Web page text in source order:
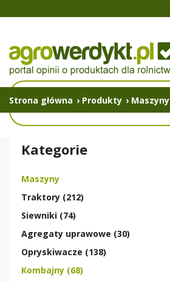
Strona główna › Produkty › Maszyny
Kategorie
Maszyny
Traktory (212)
Siewniki (74)
Agregaty uprawowe (30)
Opryskiwacze (138)
Kombajny (68)